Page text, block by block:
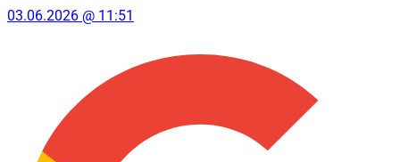
03.06.2026 @ 11:51